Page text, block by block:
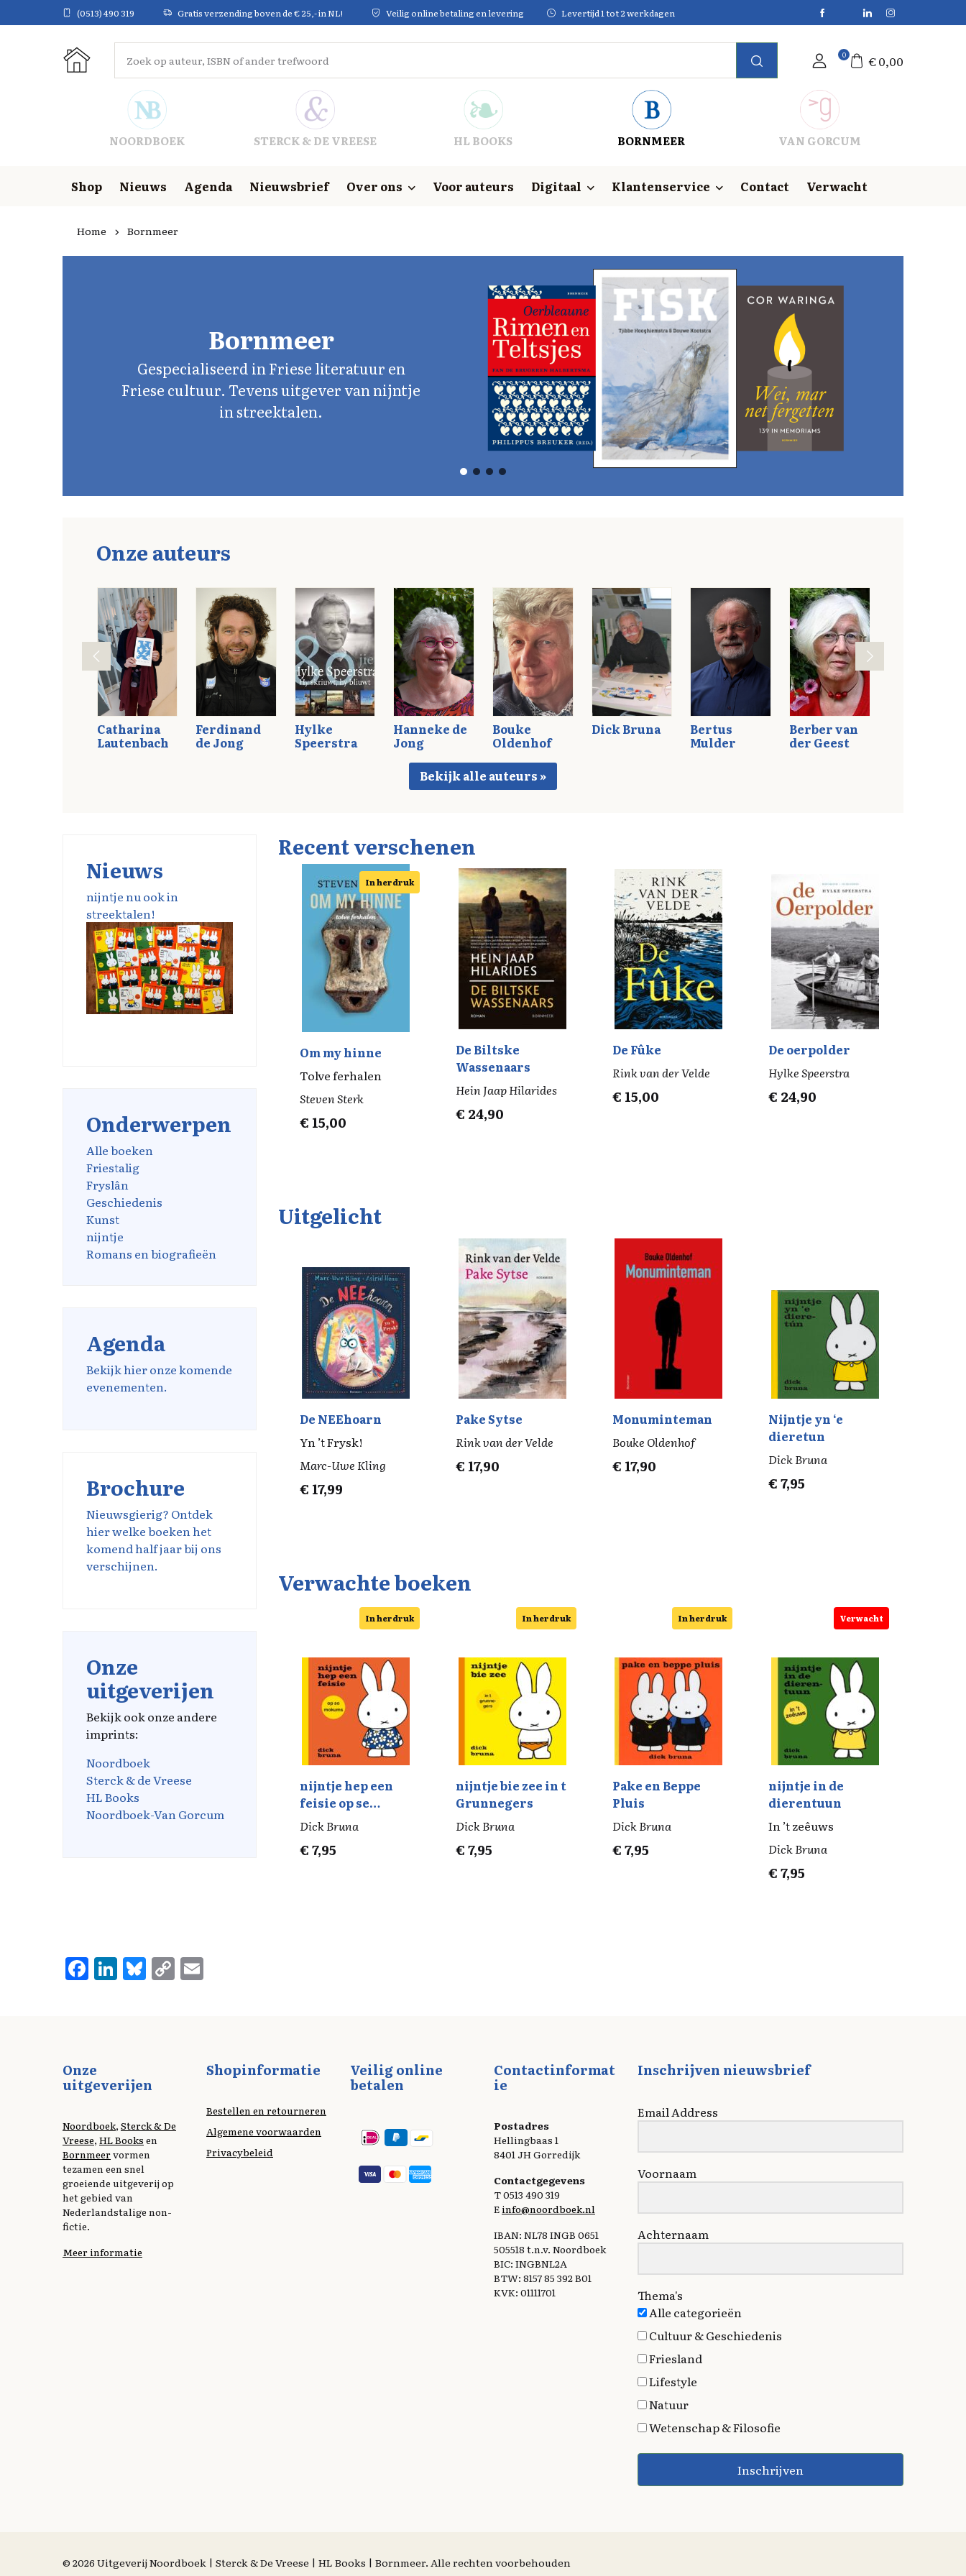
(0513) 490 319 Gratis verzending boven de € 25,- in NL! Veilig online betaling en levering Levertijd 1 tot 2 werkdagen
0 €0,00
NOORDBOEK STERCK & DE VREESE HL BOOKS BORNMEER VAN GORCUM
Shop Nieuws Agenda Nieuwsbrief Over ons Voor auteurs Digitaal Klantenservice Contact Verwacht
Home Bornmeer
Bornmeer
Gespecialiseerd in Friese literatuur en
Friese cultuur. Tevens uitgever van nijntje
in streektalen.
Onze auteurs
Catharina
Lautenbach
Ferdinand
de Jong
Hylke
Speerstra
Hanneke de
Jong
Bouke
Oldenhof
Dick Bruna Bertus
Mulder
Berber van
der Geest
Bekijk alle auteurs »
Nieuws
nijntje nu ook in
streektalen!
Onderwerpen
Alle boeken
Friestalig
Fryslân
Geschiedenis
Kunst
nijntje
Romans en biografieën
Agenda
Bekijk hier onze komende
evenementen.
Brochure
Nieuwsgierig? Ontdek
hier welke boeken het
komend half jaar bij ons
verschijnen.
Onze
uitgeverijen
Bekijk ook onze andere
imprints:
Noordboek
Sterck & de Vreese
HL Books
Noordboek-Van Gorcum
Recent verschenen
In herdruk
Om my hinne
Tolve ferhalen
Steven Sterk
€ 15,00
De Biltske
Wassenaars
Hein Jaap Hilarides
€ 24,90
De Fûke
Rink van der Velde
€ 15,00
De oerpolder
Hylke Speerstra
€ 24,90
Uitgelicht
De NEEhoarn
Yn ’t Frysk!
Marc-Uwe Kling
€ 17,99
Pake Sytse
Rink van der Velde
€ 17,90
Monuminteman
Bouke Oldenhof
€ 17,90
Nijntje yn ‘e
dieretun
Dick Bruna
€7,95
Verwachte boeken
In herdruk
nijntje hep een
feisie op se
mokums
Dick Bruna
€7,95
In herdruk
nijntje bie zee in t
Grunnegers
Dick Bruna
€7,95
In herdruk
Pake en Beppe
Pluis
Dick Bruna
€7,95
Verwacht
nijntje in de
dierentuun
In ’t zeêuws
Dick Bruna
€7,95
F
a
b
o
k
L
i
d
n
B
l
k
C
o
k
Onze
uitgeverijen
Noordboek, Sterck & De
Vreese, HL Books en
Bornmeervormen
tezamen een snel
groeiende uitgeverij op
het gebied van
Nederlandstalige non-
fictie.
Meer informatie
Shopinformatie
Bestellen en retourneren
Algemene voorwaarden
Privacybeleid
Veilig online
betalen
Contactinformat
ie
Postadres
Hellingbaas 1
8401 JH Gorredijk
Contactgegevens
T 0513 490 319
E info@noordboek.nl
IBAN: NL78 INGB 0651
505518 t.n.v. Noordboek
BIC: INGBNL2A
BTW: 8157 85 392 B01
KVK: 01111701
Inschrijven nieuwsbrief
Email Address
Voornaam
Achternaam
Thema's
Alle categorieën
Cultuur & Geschiedenis
Friesland
Lifestyle
Natuur
Wetenschap & Filosofie
Inschrijven
© 2026 Uitgeverij Noordboek | Sterck & De Vreese | HL Books | Bornmeer. Alle rechten voorbehouden